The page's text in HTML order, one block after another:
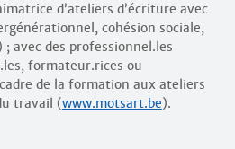
d’ateliers d’écriture avec
cohésion sociale,
avec des professionnel.les
formateur.rices ou
de la formation aux ateliers
travail (www.motsart.be).